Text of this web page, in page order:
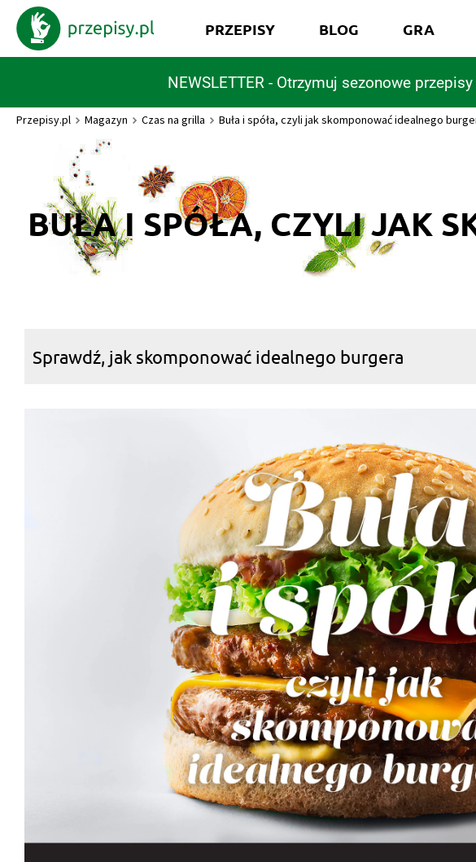
NEWSLETTER - Otrzymuj sezonowe
PRZEPISY BLOG GRA
Przepisy.pl Magazyn Czas na grilla Buła i spóła, czyli jak skomponować idealnego
BUŁA I SPÓŁA, CZYLI JAK
Sprawdź, jak skomponować idealnego burgera